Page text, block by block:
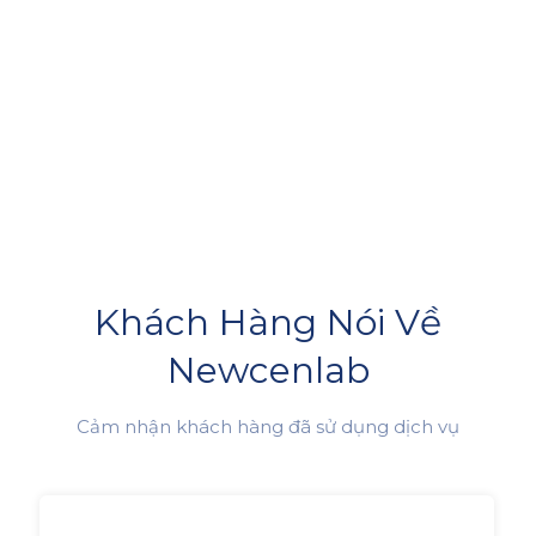
Khách Hàng Nói Về
Newcenlab
Cảm nhận khách hàng đã sử dụng dịch vụ